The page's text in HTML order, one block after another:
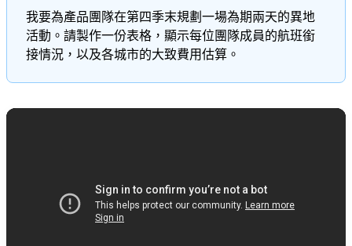
我要為產品團隊在第四季末規劃一場為期兩天的異地
活動。請製作一份表格，顯示每位團隊成員的航班銜
接情況，以及各城市的大致費用估算。